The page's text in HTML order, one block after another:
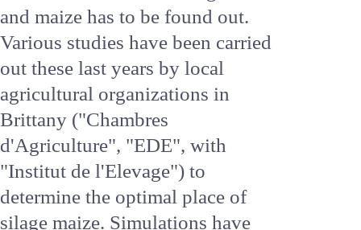
methods of production have
thus changed and the control of
feeding costs has become
paramount, and a rational
balance between grass and
maize has to be found out.
Various studies have been
carried out these last years by